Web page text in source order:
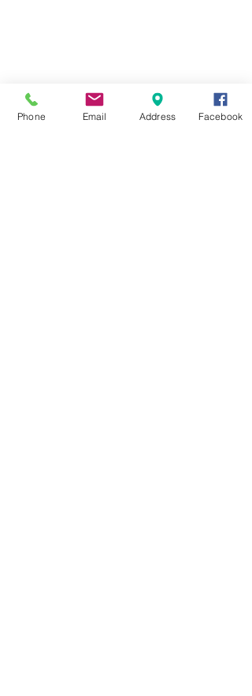
Phone Email Address Facebook